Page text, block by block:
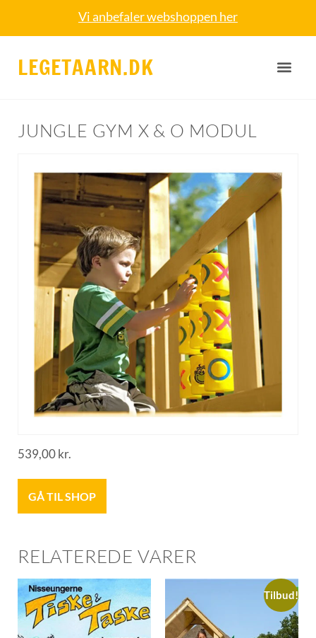
Vi anbefaler webshoppen her
LEGETAARN.DK
JUNGLE GYM X & O MODUL
539,00kr.
GÅ TIL SHOP
RELATEREDE VARER
Tilbud!